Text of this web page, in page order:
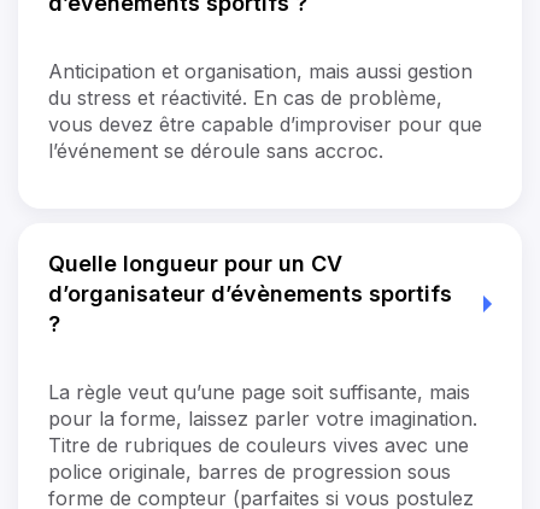
Anticipation et organisation, mais aussi gestion
du stress et réactivité. En cas de problème,
vous devez être capable d’improviser pour que
l’événement se déroule sans accroc.
Quelle longueur pour un CV
d’organisateur d’évènements sportifs
?
La règle veut qu’une page soit suffisante, mais
pour la forme, laissez parler votre imagination.
Titre de rubriques de couleurs vives avec une
police originale, barres de progression sous
forme de compteur (parfaites si vous postulez